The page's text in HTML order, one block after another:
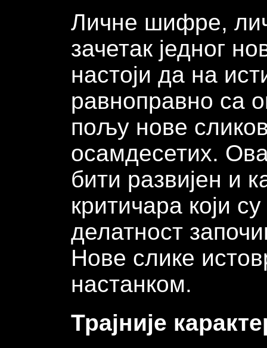
Личне шифре,
зачетак једног
настоји да на
равноправно са
пољу нове
осамдесетих.
бити развијен и
критичара који
делатност
Нове слике
настанком.
Трајније